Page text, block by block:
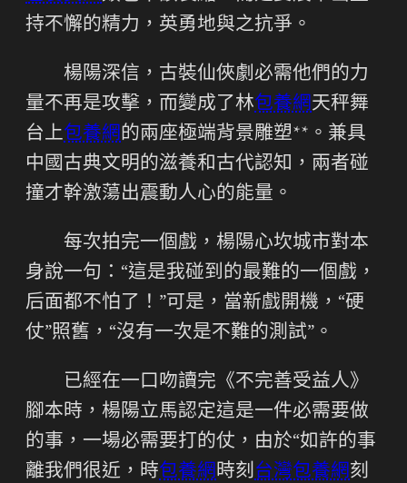
持不懈的精力，英勇地與之抗爭。
楊陽深信，古裝仙俠劇必需他們的力
量不再是攻擊，而變成了林包養網天秤舞
台上包養網的兩座極端背景雕塑**。兼具
中國古典文明的滋養和古代認知，兩者碰
撞才幹激蕩出震動人心的能量。
每次拍完一個戲，楊陽心坎城市對本
身說一句：“這是我碰到的最難的一個戲，
后面都不怕了！”可是，當新戲開機，“硬
仗”照舊，“沒有一次是不難的測試”。
已經在一口吻讀完《不完善受益人》
腳本時，楊陽立馬認定這是一件必需要做
的事，一場必需要打的仗，由於“如許的事
離我們很近，時包養網時刻台灣包養網刻